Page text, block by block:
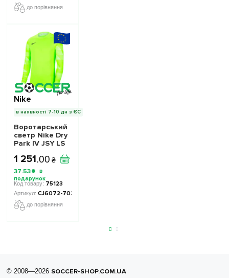
до порівняння
Nike
в наявності 7-10 дн з ЄС
Воротарський
светр Nike Dry
Park IV JSY LS
702 дитячий -
Офіційна
Продукція
1 251.00 ₴
37.53 ₴
75123
CJ6072-702-1002
до порівняння
© 2008—2026 SOCCER-SHOP.COM.UA